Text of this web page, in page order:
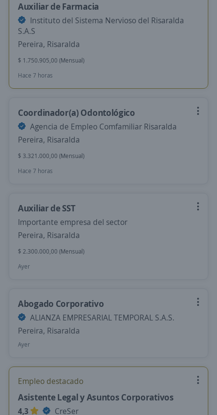
Auxiliar de Farmacia
Instituto del Sistema Nervioso del Risaralda
S.A.S
Pereira, Risaralda
$ 1.750.905,00 (Mensual)
Hace 7 horas
Coordinador(a) Odontológico
Agencia de Empleo Comfamiliar Risaralda
Pereira, Risaralda
$ 3.321.000,00 (Mensual)
Hace 7 horas
Auxiliar de SST
Importante empresa del sector
Pereira, Risaralda
$ 2.300.000,00 (Mensual)
Ayer
Abogado Corporativo
ALIANZA EMPRESARIAL TEMPORAL S.A.S.
Pereira, Risaralda
Ayer
Empleo destacado
Asistente Legal y Asuntos Corporativos
4,3
CreSer